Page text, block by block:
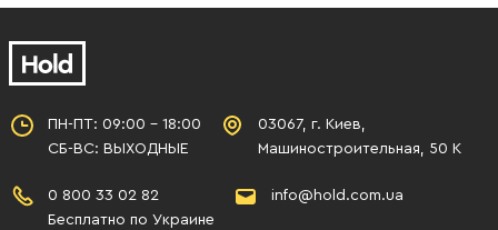
ПН-ПТ: 09:00 - 18:00
СБ-ВС: ВЫХОДНЫЕ
03067, г. Киев,
Машиностроительная, 50 К
0 800 33 02 82
Бесплатно по Украине
info@hold.com.ua